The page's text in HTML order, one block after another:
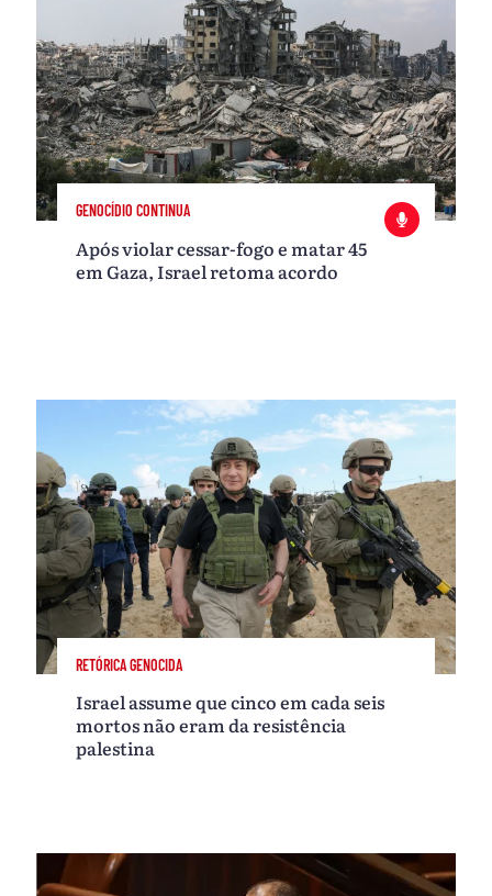
GENOCÍDIO CONTINUA
Após violar cessar-fogo e matar 45
em Gaza, Israel retoma acordo
RETÓRICA GENOCIDA
Israel assume que cinco em cada seis
mortos não eram da resistência
palestina